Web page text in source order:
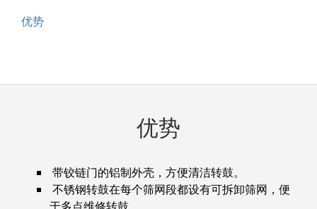
优势
优势
带铰链门的铝制外壳，方便清洁转鼓。
不锈钢转鼓在每个筛网段都设有可拆卸筛网，便